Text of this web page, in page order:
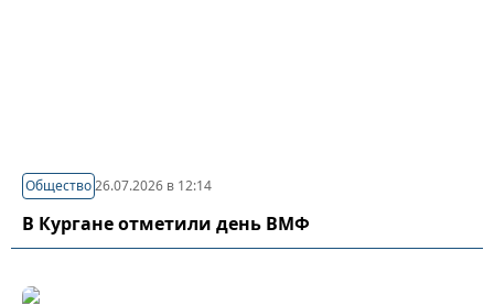
Общество26.07.2026 в 12:14
В Кургане отметили день ВМФ